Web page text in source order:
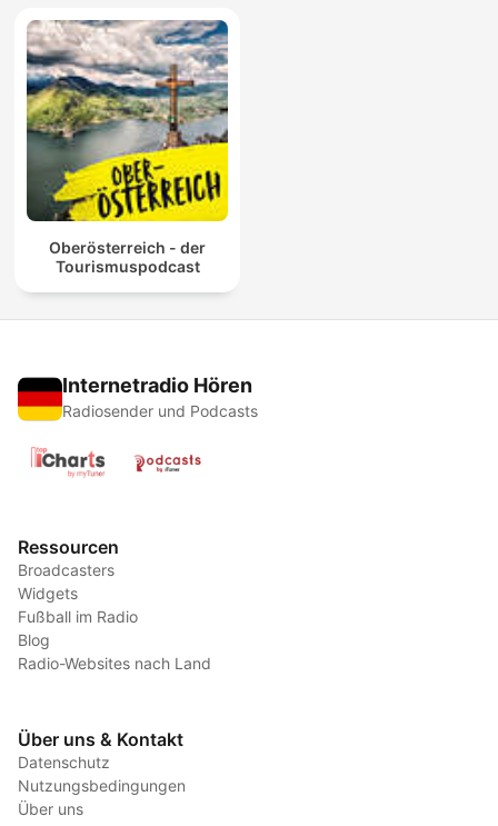
Oberösterreich - der
Tourismuspodcast
Internetradio Hören
Radiosender und Podcasts
Ressourcen
Broadcasters
Widgets
Fußball im Radio
Blog
Radio-Websites nach Land
Über uns & Kontakt
Datenschutz
Nutzungsbedingungen
Über uns